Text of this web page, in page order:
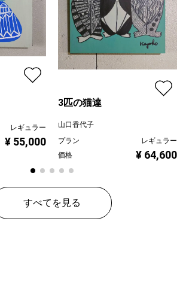
レギュラー
¥ 55,000
3匹の猫達
山口香代子
プラン
レギュラー
価格
¥ 64,600
すべてを見る